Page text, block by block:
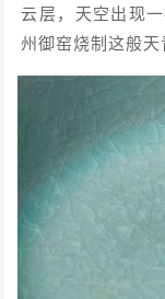
云层，天空出现
州御窑烧制这般天